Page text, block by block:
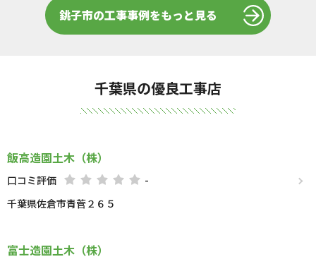
銚子市の工事事例をもっと見る
千葉県の優良工事店
飯高造園土木（株）
口コミ評価
-
千葉県佐倉市青菅２６５
富士造園土木（株）